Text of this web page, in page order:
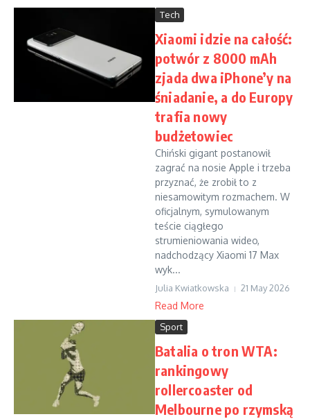
Tech
Xiaomi idzie na całość:
potwór z 8000 mAh
zjada dwa iPhone’y na
śniadanie, a do Europy
trafia nowy
budżetowiec
Chiński gigant postanowił
zagrać na nosie Apple i trzeba
przyznać, że zrobił to z
niesamowitym rozmachem. W
oficjalnym, symulowanym
teście ciągłego
strumieniowania wideo,
nadchodzący Xiaomi 17 Max
wyk...
Julia Kwiatkowska 21 May 2026
Read More
Sport
Batalia o tron WTA:
rankingowy
rollercoaster od
Melbourne po rzymską